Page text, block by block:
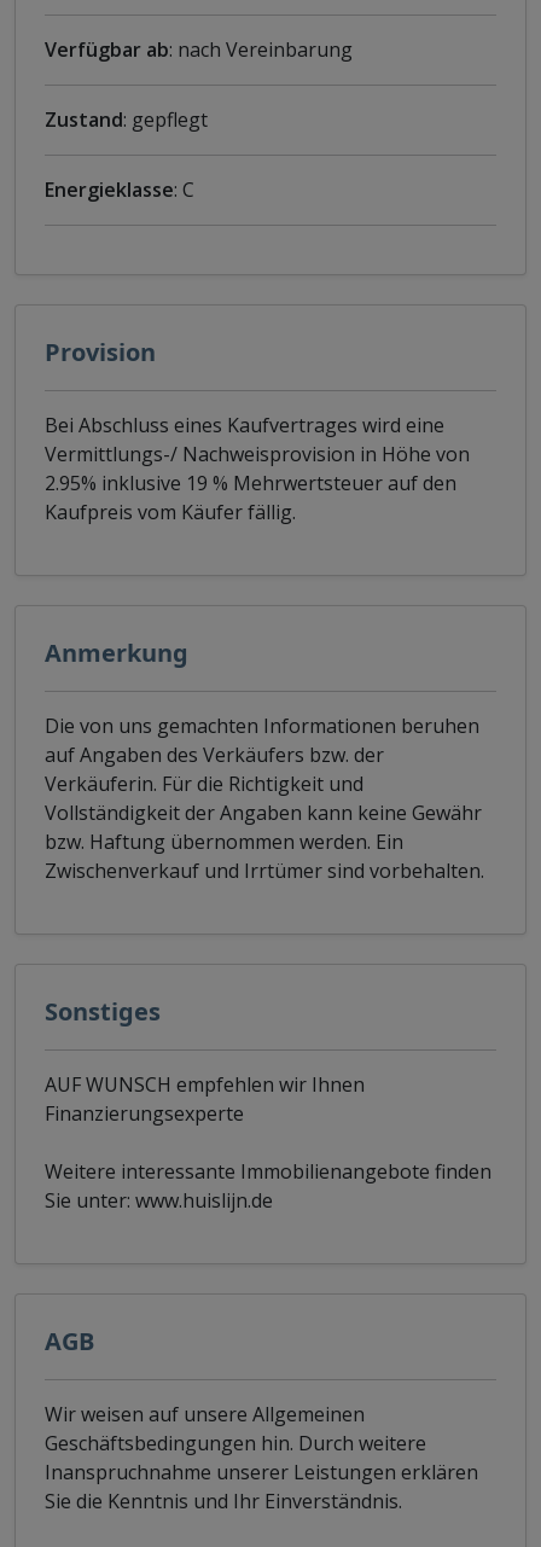
Verfügbar ab: nach Vereinbarung
Zustand: gepflegt
Energieklasse: C
Provision
Bei Abschluss eines Kaufvertrages wird eine
Vermittlungs-/ Nachweisprovision in Höhe von
2.95% inklusive 19 % Mehrwertsteuer auf den
Kaufpreis vom Käufer fällig.
Anmerkung
Die von uns gemachten Informationen beruhen
auf Angaben des Verkäufers bzw. der
Verkäuferin. Für die Richtigkeit und
Vollständigkeit der Angaben kann keine Gewähr
bzw. Haftung übernommen werden. Ein
Zwischenverkauf und Irrtümer sind vorbehalten.
Sonstiges
AUF WUNSCH empfehlen wir Ihnen
Finanzierungsexperte
Weitere interessante Immobilienangebote finden
Sie unter: www.huislijn.de
AGB
Wir weisen auf unsere Allgemeinen
Geschäftsbedingungen hin. Durch weitere
Inanspruchnahme unserer Leistungen erklären
Sie die Kenntnis und Ihr Einverständnis.